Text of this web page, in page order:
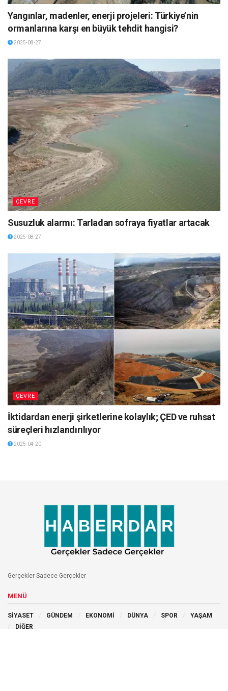
Yangınlar, madenler, enerji projeleri: Türkiye’nin
ormanlarına karşı en büyük tehdit hangisi?
2025-08-27
ÇEVRE
Susuzluk alarmı: Tarladan sofraya fiyatlar artacak
2025-08-27
ÇEVRE
İktidardan enerji şirketlerine kolaylık; ÇED ve ruhsat
süreçleri hızlandırılıyor
2025-04-20
Gerçekler Sadece Gerçekler
MENÜ
SİYASET GÜNDEM EKONOMİ DÜNYA SPOR
YAŞAM
DİĞER